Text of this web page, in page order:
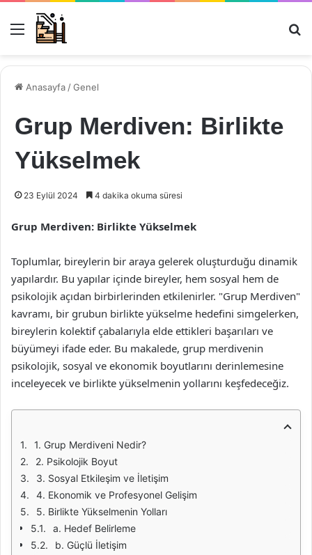
Menü
Anasayfa /Genel
Grup Merdiven: Birlikte
Yükselmek
23 Eylül 2024 4 dakika okuma süresi
Grup Merdiven: Birlikte Yükselmek
Toplumlar, bireylerin bir araya gelerek oluşturduğu dinamik
yapılardır. Bu yapılar içinde bireyler, hem sosyal hem de
psikolojik açıdan birbirlerinden etkilenirler. "Grup Merdiven"
kavramı, bir grubun birlikte yükselme hedefini simgelerken,
bireylerin kolektif çabalarıyla elde ettikleri başarıları ve
büyümeyi ifade eder. Bu makalede, grup merdivenin
psikolojik, sosyal ve ekonomik boyutlarını derinlemesine
inceleyecek ve birlikte yükselmenin yollarını keşfedeceğiz.
1. Grup Merdiveni Nedir?
2. Psikolojik Boyut
3. Sosyal Etkileşim ve İletişim
4. Ekonomik ve Profesyonel Gelişim
5. Birlikte Yükselmenin Yolları
a. Hedef Belirleme
b. Güçlü İletişim